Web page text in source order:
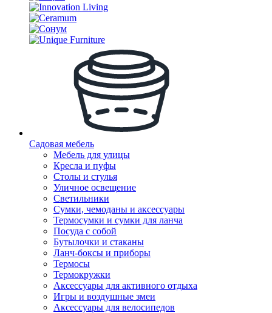
Садовая мебель
Мебель для улицы
Кресла и пуфы
Столы и стулья
Уличное освещение
Светильники
Сумки, чемоданы и аксессуары
Термосумки и сумки для ланча
Посуда с собой
Бутылочки и стаканы
Ланч-боксы и приборы
Термосы
Термокружки
Аксессуары для активного отдыха
Игры и воздушные змеи
Аксессуары для велосипедов